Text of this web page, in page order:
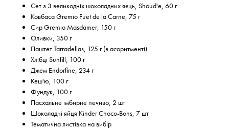
Сет з 3 великодніх шоколадних яєць, Shoud'e, 60 г
Ковбаса Gremio Fuet de la Carne, 75 г
Сир Gremio Masdamer, 150 г
Оливки, 350 г
Паштет Tarradellas, 125 г (в асоритменті)
Хлібці Sunfill, 100 г
Джем Endorfine, 234 г
Кеш'ю, 100 г
Фундук, 100 г
Пасхальне імбирне печиво, 2 шт
Шоколадні яйця Kinder Choco-Bons, 7 шт
Тематична листівка на вибір